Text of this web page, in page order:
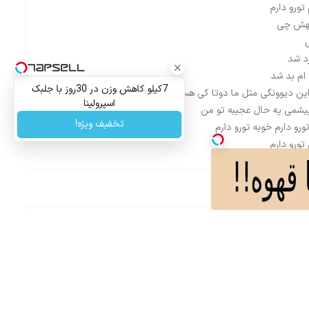
دارم
چی
شد
ام بد شد
دیوونگی مثل ما دوتا کی هست
یه حال عجیبه تو من
دارم خوبه تورو دارم
تورو دارم
7کیلو کاهش وزن در 30روز با جلبک
اسپرولینا
تخفیف ویژه!